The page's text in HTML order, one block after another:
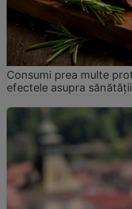
Consumi prea multe
efectele asupra